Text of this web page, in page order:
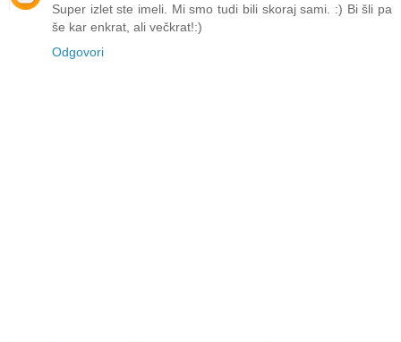
Super izlet ste imeli. Mi smo tudi bili skoraj sami. :) Bi šli pa
še kar enkrat, ali večkrat!:)
Odgovori